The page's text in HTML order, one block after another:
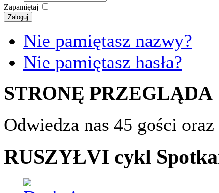
Zapamiętaj
Zaloguj
Nie pamiętasz nazwy?
Nie pamiętasz hasła?
STRONĘ PRZEGLĄDA
Odwiedza nas 45 gości
RUSZYŁVI cykl